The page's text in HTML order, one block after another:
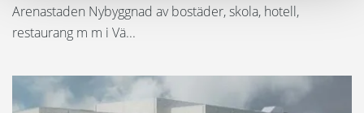
Arenastaden Nybyggnad av bostäder, skola, hotell,
restaurang m m i Vä...